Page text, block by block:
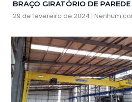
BRAÇO GIRATÓRIO DE PAREDE
29 de fevereiro de 2024 Nenhum